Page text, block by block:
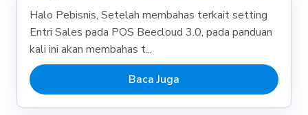
Halo Pebisnis, Setelah membahas terkait setting
Entri Sales pada POS Beecloud 3.0, pada panduan
kali ini akan membahas t...
Baca Juga